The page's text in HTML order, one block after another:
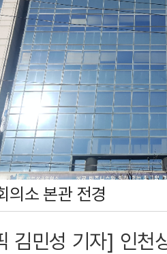
의소 본관 전경
김민성 기자] 인천